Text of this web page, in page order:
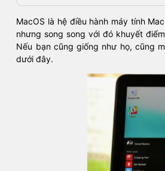
MacOS là hệ điều hành máy tính
nhưng song song với đó khuyết
Nếu bạn cũng giống như họ, cũng
dưới đây.